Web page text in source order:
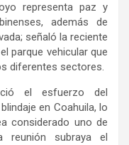
representa paz y
además de
señaló la reciente
parque vehicular que
diferentes sectores.
el esfuerzo del
en Coahuila, lo
considerado uno de
subraya el